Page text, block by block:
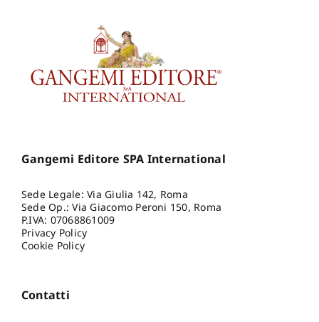
Gangemi Editore SPA International
Sede Legale: Via Giulia 142, Roma
Sede Op.: Via Giacomo Peroni 150, Roma
P.IVA: 07068861009
Privacy Policy
Cookie Policy
Contatti